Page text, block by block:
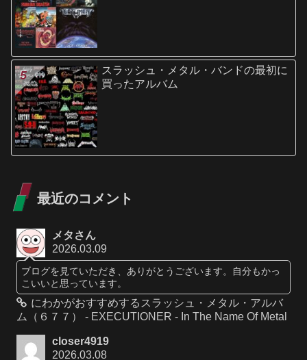
スラッシュ・メタル・バンドの最初に
買ったアルバム
最近のコメント
メタさん
2026.03.09
ブログを見ていただき、ありがとうございます。自分もかっ
こいいと思っています。
にわかがおすすめするスラッシュ・メタル・アルバ
ム（６７７） - EXECUTIONER - In The Name Of Metal
closer4919
2026.03.08